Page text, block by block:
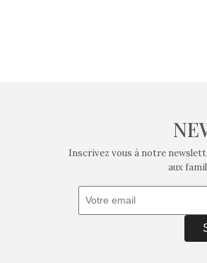
Inscrivez vous à notre
aux